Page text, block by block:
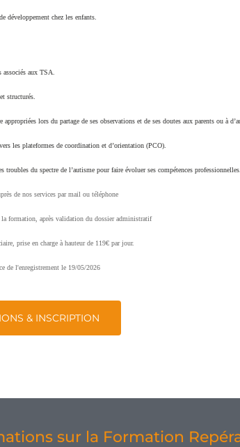
développement chez les enfants.
aux TSA.
structurés.
lors du partage de ses observations et de ses doutes aux parents ou à
les plateformes de coordination et d’orientation (PCO).
troubles du spectre de l’autisme pour faire évoluer ses compétences professionnelles.
de nos services par mail ou téléphone
formation, après validation du dossier administratif
prise en charge à hauteur de 119€ par jour.
de l'enregistrement le 19/05/2026
& INSCRIPTION
sur la Formation